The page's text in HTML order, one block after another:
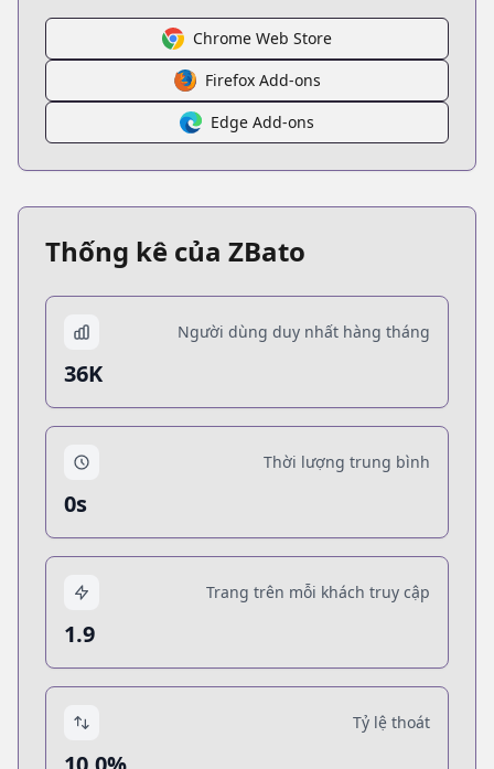
Chrome Web Store
Firefox Add-ons
Edge Add-ons
Thống kê của ZBato
Người dùng duy nhất hàng tháng
36K
Thời lượng trung bình
0s
Trang trên mỗi khách truy cập
1.9
Tỷ lệ thoát